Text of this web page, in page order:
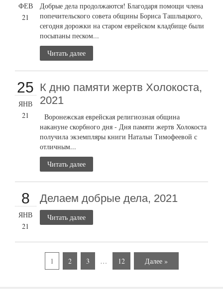
ФЕВ
21
Добрые дела продолжаются! Благодаря помощи члена
попечительского совета общины Бориса Ташлыцкого,
сегодня дорожки на старом еврейском кладбище были
посыпаны песком...
Читать далее
25
ЯНВ
21
К дню памяти жертв Холокоста,
2021
Воронежская еврейская религиозная община
накануне скорбного дня - Дня памяти жертв Холокоста
получила экземпляры книги Натальи Тимофеевой с
отличным...
Читать далее
8
ЯНВ
21
Делаем добрые дела, 2021
Читать далее
1 2 3 … 12 Далее »